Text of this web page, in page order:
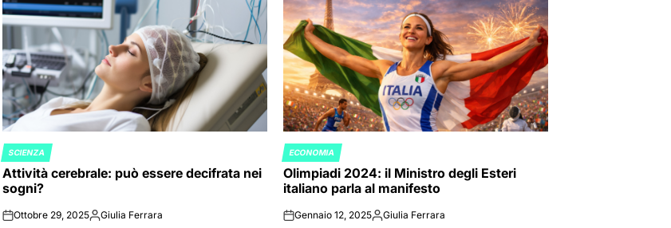
POSTED
IN
SCIENZA
Attività cerebrale: può essere decifrata nei
sogni?
onOttobre 29, 2025Posted
Giulia Ferrara
POSTED
IN
ECONOMIA
Olimpiadi 2024: il Ministro degli Esteri
italiano parla al manifesto
onGennaio 12, 2025Posted
Giulia Ferrara